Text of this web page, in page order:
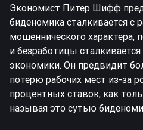
Экономист Питер Шифф
биденомика сталкивается с
мошеннического характера,
и безработицы
экономики. Он предвидит
потерю рабочих мест из-за
процентных ставок, как
называя это сутью